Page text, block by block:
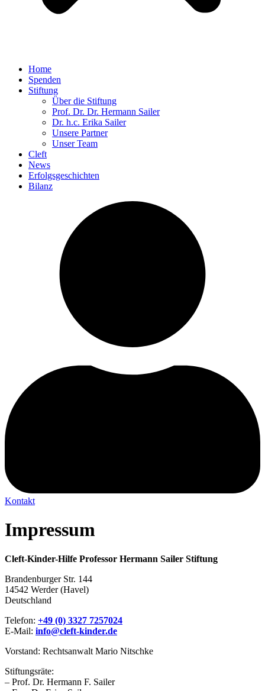
Home
Spenden
Stiftung
Über die Stiftung
Prof. Dr. Dr. Hermann Sailer​
Dr. h.c. Erika Sailer
Unsere Partner
Unser Team
Cleft
News
Erfolgsgeschichten
Bilanz
Kontakt
Impressum
Cleft-Kinder-Hilfe Professor Hermann Sailer Stiftung
Brandenburger Str. 144
14542 Werder (Havel)
Deutschland
Telefon: +49 (0) 3327 7257024
E-Mail: info@cleft-kinder.de
Vorstand: Rechtsanwalt Mario Nitschke
Stiftungsräte:
– Prof. Dr. Hermann F. Sailer